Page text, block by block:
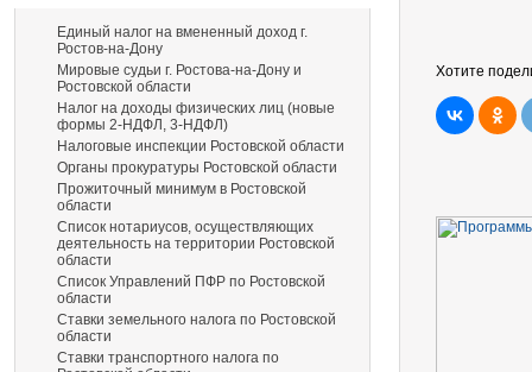
Единый налог на вмененный доход г.
Ростов-на-Дону
Мировые судьи г. Ростова-на-Дону и
Ростовской области
Налог на доходы физических лиц (новые
формы 2-НДФЛ, 3-НДФЛ)
Налоговые инспекции Ростовской области
Органы прокуратуры Ростовской области
Прожиточный минимум в Ростовской
области
Список нотариусов, осуществляющих
деятельность на территории Ростовской
области
Список Управлений ПФР по Ростовской
области
Ставки земельного налога по Ростовской
области
Ставки транспортного налога по
Хотите